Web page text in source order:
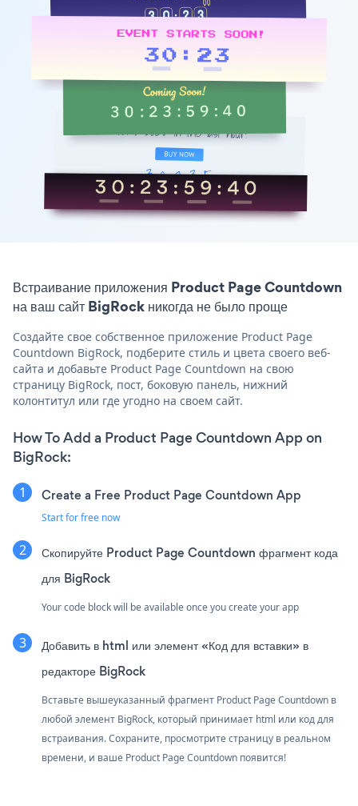
Встраивание приложения Product Page Countdown
на ваш сайт BigRock никогда не было проще
Создайте свое собственное приложение Product Page
Countdown BigRock, подберите стиль и цвета своего веб-
сайта и добавьте Product Page Countdown на свою
страницу BigRock, пост, боковую панель, нижний
колонтитул или где угодно на своем сайт.
How To Add a Product Page Countdown App on
BigRock:
Create a Free Product Page Countdown App
Start for free now
Скопируйте Product Page Countdown фрагмент кода
для BigRock
Your code block will be available once you create your app
Добавить в html или элемент «Код для вставки» в
редакторе BigRock
Вставьте вышеуказанный фрагмент Product Page Countdown в
любой элемент BigRock, который принимает html или код для
встраивания. Сохраните, просмотрите страницу в реальном
времени, и ваше Product Page Countdown появится!